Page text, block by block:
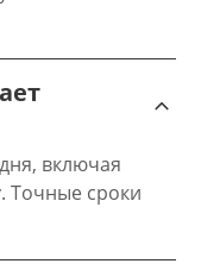
включая
Точные сроки